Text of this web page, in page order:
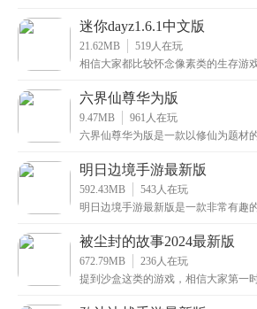
能
迷你dayz1.6.1中文版
21.62MB 519人在玩
相信大家都比较怀念像素类的生存游
六界仙尊华为版
9.47MB 961 人在玩
六界仙尊华为版是一款以修仙为题材
用
明日边境手游最新版
592.43MB 543人在玩
明日边境手游最新版是一款非常有趣
类的
被尘封的故事2024最新版
672.79MB 236人在玩
提到沙盒这类的游戏，相信大家第一